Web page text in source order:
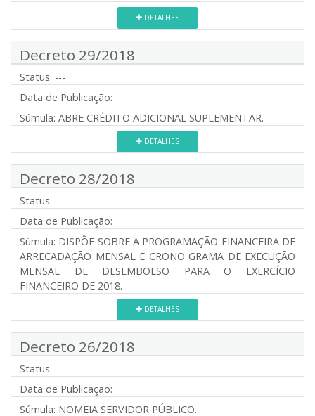
DETALHES
Decreto 29/2018
Status: ---
Data de Publicação:
Súmula: ABRE CRÉDITO ADICIONAL SUPLEMENTAR.
DETALHES
Decreto 28/2018
Status: ---
Data de Publicação:
Súmula: DISPÕE SOBRE A PROGRAMAÇÃO FINANCEIRA DE
ARRECADAÇÃO MENSAL E CRONO GRAMA DE EXECUÇÃO
MENSAL DE DESEMBOLSO PARA O EXERCÍCIO
FINANCEIRO DE 2018.
DETALHES
Decreto 26/2018
Status: ---
Data de Publicação:
Súmula: NOMEIA SERVIDOR PÚBLICO.